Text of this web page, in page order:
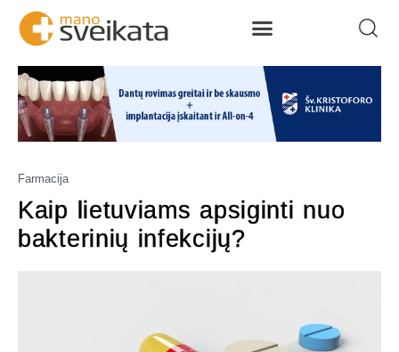
Farmacija
Kaip lietuviams apsiginti nuo
bakterinių infekcijų?